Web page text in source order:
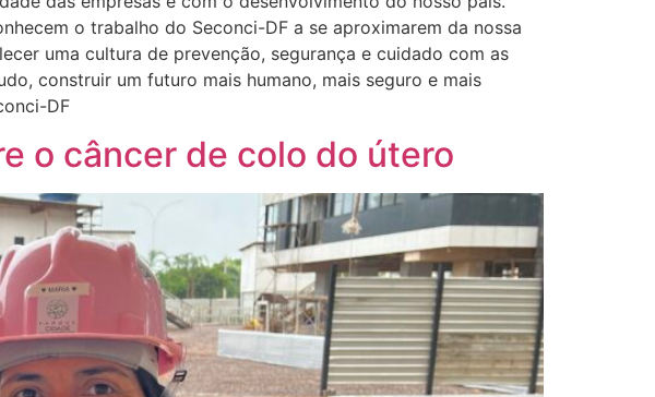
o trabalho do Seconci-DF a se aproximarem da nossa
uma cultura de prevenção, segurança e cuidado com as
construir um futuro mais humano, mais seguro e mais
DF
o câncer de colo do útero